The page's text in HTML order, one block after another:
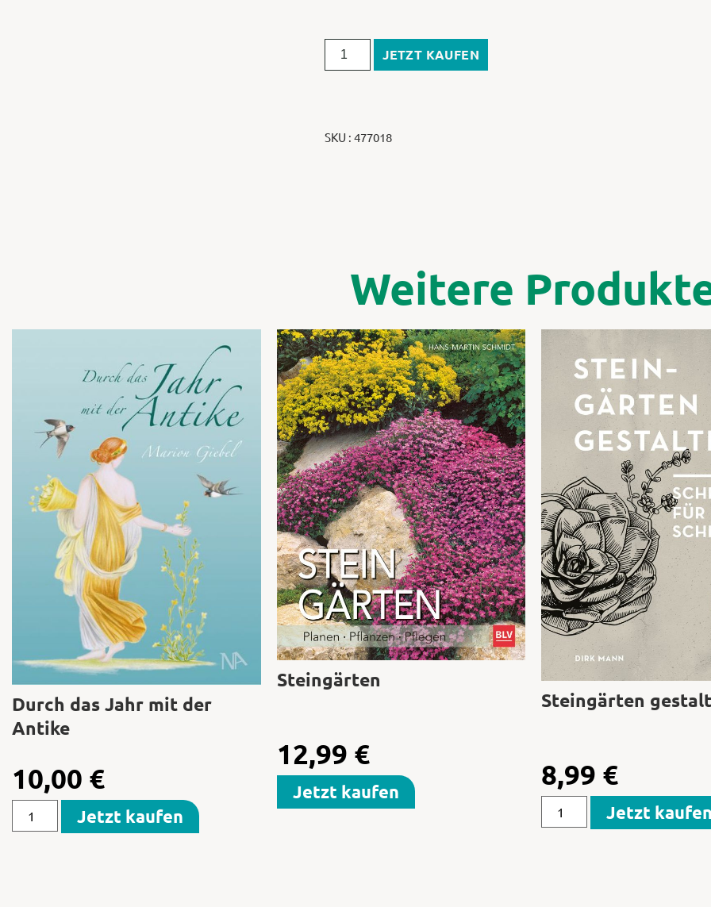
JETZT KAUFEN
SKU : 477018
Weitere
Durch das Jahr mit der
Antike
10,00 €
Jetzt kaufen
Steingärten
12,99 €
Jetzt kaufen
Steingärten
8,99 €
Jetzt